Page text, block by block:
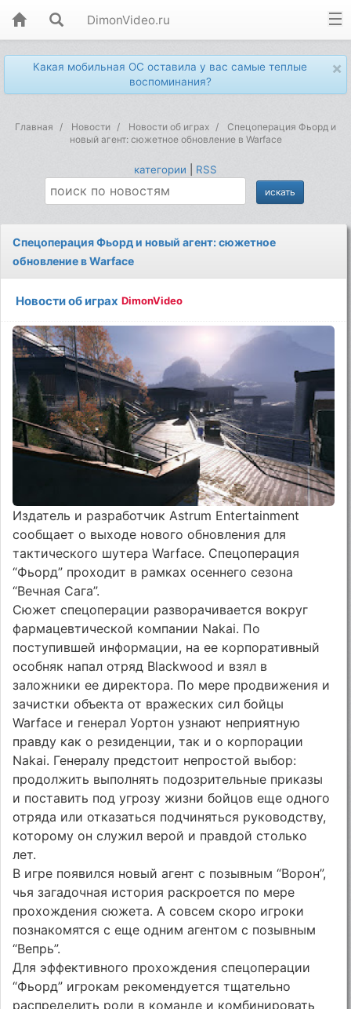
DimonVideo.ru
×
Какая мобильная ОС оставила у вас самые теплые
воспоминания?
Главная Новости Новости об играх
Спецоперация Фьорд и
новый агент: сюжетное обновление в Warface
категории RSS
Спецоперация Фьорд и новый агент: сюжетное
обновление в Warface
Новости об играх DimonVideo
Издатель и разработчик Astrum Entertainment
сообщает о выходе нового обновления для
тактического шутера Warface. Спецоперация
“Фьорд” проходит в рамках осеннего сезона
“Вечная Сага”.
Сюжет спецоперации разворачивается вокруг
фармацевтической компании Nakai. По
поступившей информации, на ее корпоративный
особняк напал отряд Blackwood и взял в
заложники ее директора. По мере продвижения и
зачистки объекта от вражеских сил бойцы
Warface и генерал Уортон узнают неприятную
правду как о резиденции, так и о корпорации
Nakai. Генералу предстоит непростой выбор:
продолжить выполнять подозрительные приказы
и поставить под угрозу жизни бойцов еще одного
отряда или отказаться подчиняться руководству,
которому он служил верой и правдой столько
лет.
В игре появился новый агент с позывным “Ворон”,
чья загадочная история раскроется по мере
прохождения сюжета. А совсем скоро игроки
познакомятся с еще одним агентом с позывным
“Вепрь”.
Для эффективного прохождения спецоперации
“Фьорд” игрокам рекомендуется тщательно
распределить роли в команде и комбинировать